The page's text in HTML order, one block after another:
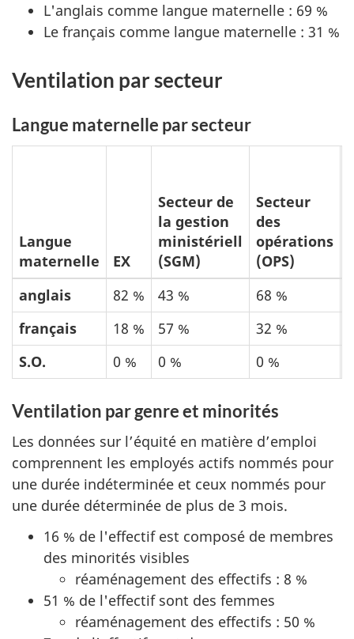
L'anglais comme langue maternelle : 69 %
Le français comme langue maternelle : 31 %
Ventilation par secteur
Langue maternelle par secteur
Langue
maternelle
EX
Secteur de
la gestion
ministériell
(SGM)
Secteur
des
opérations
(OPS)
anglais
82 % 43 % 68 %
français
18 % 57 % 32 %
S.O.
0 % 0 % 0 %
Ventilation par genre et minorités
Les données sur l’équité en matière d’emploi
comprennent les employés actifs nommés pour
une durée indéterminée et ceux nommés pour
une durée déterminée de plus de 3 mois.
16 % de l'effectif est composé de membres
des minorités visibles
réaménagement des effectifs : 8 %
51 % de l'effectif sont des femmes
réaménagement des effectifs : 50 %